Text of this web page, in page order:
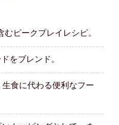
ピークプレイレシピ。
をブレンド。
食に代わる便利なフー